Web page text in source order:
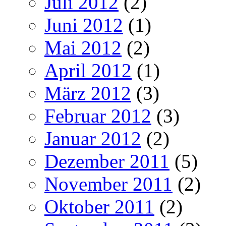
Juni 2012 (1)
Mai 2012 (2)
April 2012 (1)
März 2012 (3)
Februar 2012 (3)
Januar 2012 (2)
Dezember 2011 (5)
November 2011 (2)
Oktober 2011 (2)